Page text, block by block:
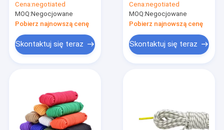
stóp z karabinkami
Cena:negotiated
MOQ:Negocjowane
Pobierz najnowszą cenę
Skontaktuj się teraz
wspinaczki na
zewnątrz do prac
lotniczych
Cena:negotiated
MOQ:Negocjowane
Pobierz najnowszą cenę
Skontaktuj się teraz